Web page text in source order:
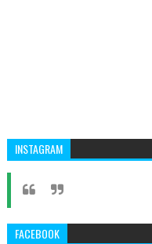
INSTAGRAM
FACEBOOK